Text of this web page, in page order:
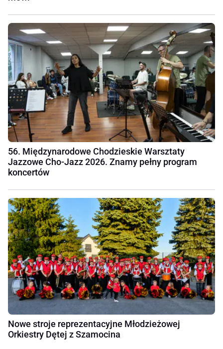
56. Międzynarodowe Chodzieskie Warsztaty
Jazzowe Cho-Jazz 2026. Znamy pełny program
koncertów
Nowe stroje reprezentacyjne Młodzieżowej
Orkiestry Dętej z Szamocina